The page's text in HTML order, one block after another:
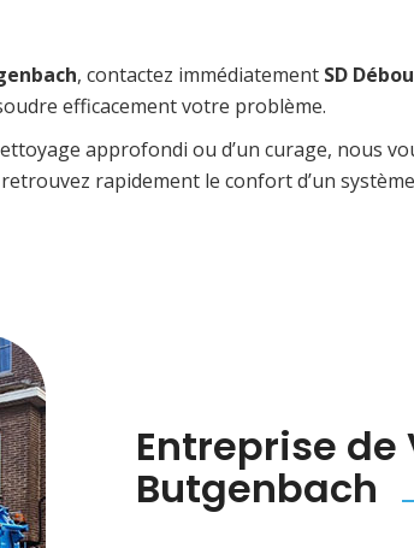
, contactez immédiatement SD
efficacement votre problème.
approfondi ou d’un curage,
rapidement le confort d’un
Entreprise
Butgenbach